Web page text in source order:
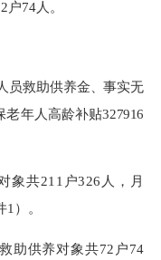
户74人。
员救助供养金、事实无
老年人高龄补贴327916
象共211 户326 人，月
1 ）。
助供养对象共72 户74